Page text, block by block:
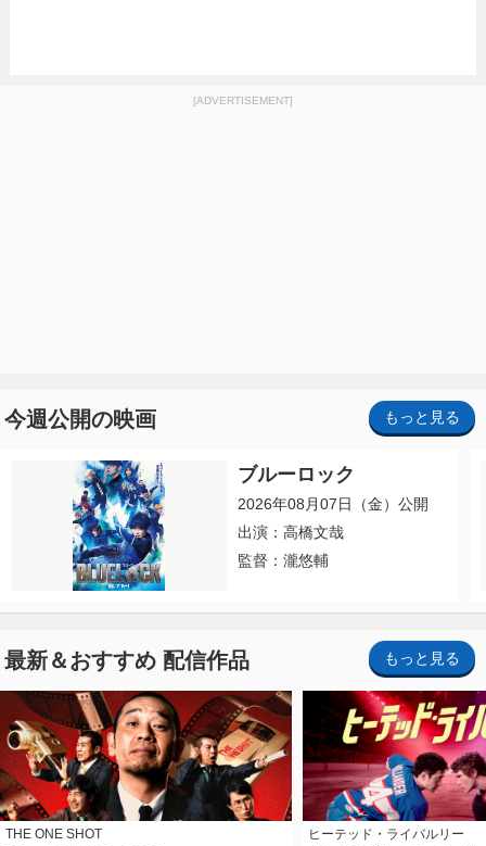
[ADVERTISEMENT]
今週公開の映画 もっと見る
ブルーロック
2026年08月07日（金）公開
出演：高橋文哉
監督：瀧悠輔
最新＆おすすめ 配信作品 もっと見る
THE ONE SHOT
ヒーテッド・ライバルリー